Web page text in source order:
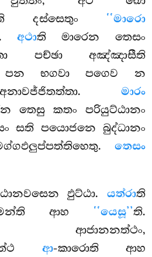
දස්සෙතුං ‘‘මාරො
අථාති මාරෙන තෙසං
පච්ඡා අඤ්ඤාසීති
පන භගවා පගෙව න
මාරං
තෙසු කතං පරියුට්ඨානං
සති පයොජනෙ බුද්ධානං
තෙසං
ඵුට්ඨා. යත්රාති
ආහ ‘‘යෙසූ’’ති.
ආජානනත්ථං,
ආ-කාරොති ආහ